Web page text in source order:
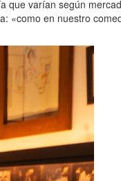
varían según
en nuestro